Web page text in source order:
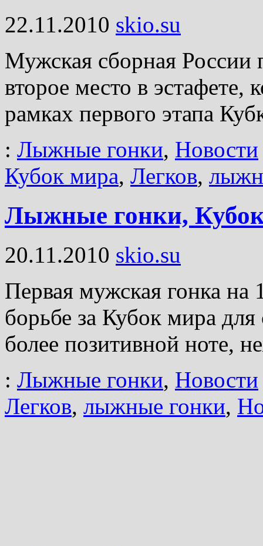
22.11.2010 skio.su
Мужская сборная
второе место в эстафете,
рамках первого этапа
: Лыжные гонки, Новости
Кубок мира, Легков,
Лыжные гонки,
20.11.2010 skio.su
Первая мужская гонка
борьбе за Кубок мира
более позитивной ноте,
: Лыжные гонки, Новости
Легков, лыжные гонки,